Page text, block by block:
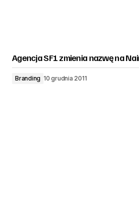
Agencja SF1 zmienia nazwę na
Branding 10 grudnia 2011